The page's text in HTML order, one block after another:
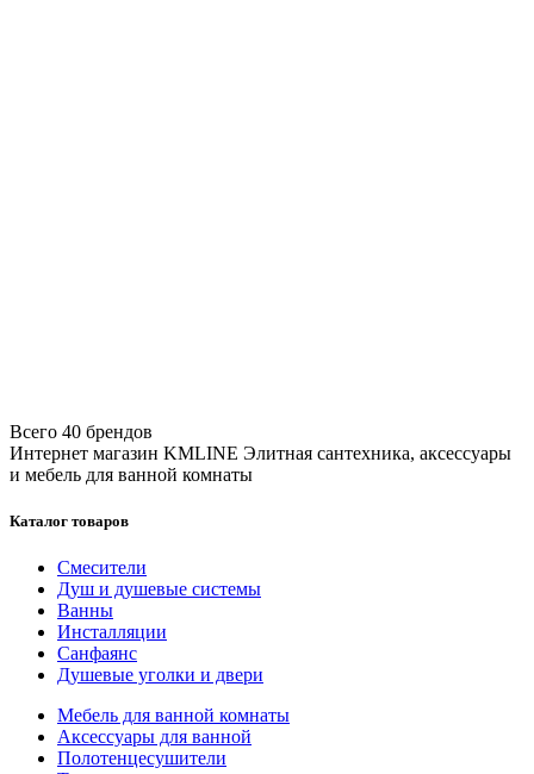
Всего 40 брендов
Интернет магазин KMLINE Элитная сантехника, аксессуары
и мебель для ванной комнаты
Каталог товаров
Смесители
Душ и душевые системы
Ванны
Инсталляции
Санфаянс
Душевые уголки и двери
Мебель для ванной комнаты
Аксессуары для ванной
Полотенцесушители